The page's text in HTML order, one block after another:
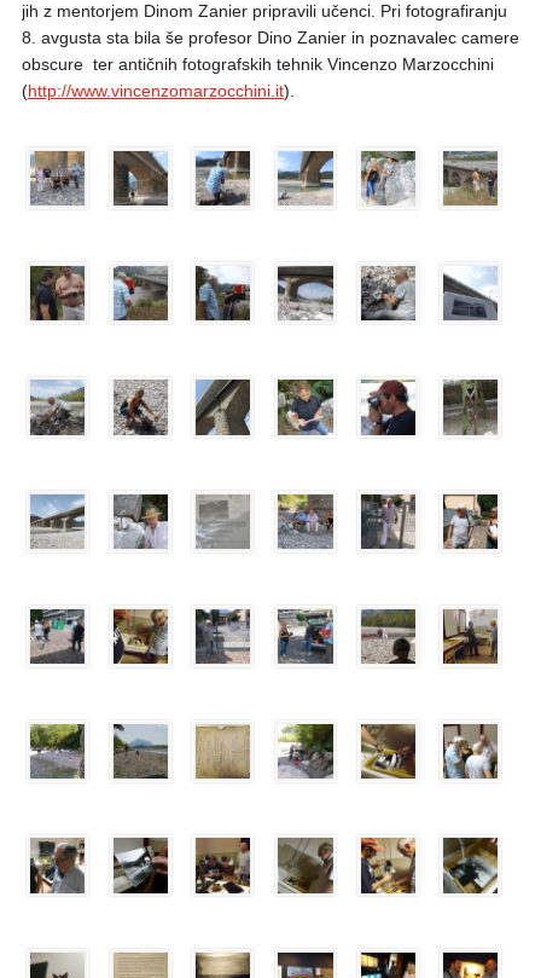
jih z mentorjem Dinom Zanier pripravili učenci. Pri fotografiranju
8. avgusta sta bila še profesor Dino Zanier in poznavalec camere
obscure ter antičnih fotografskih tehnik Vincenzo Marzocchini
(http://www.vincenzomarzocchini.it).